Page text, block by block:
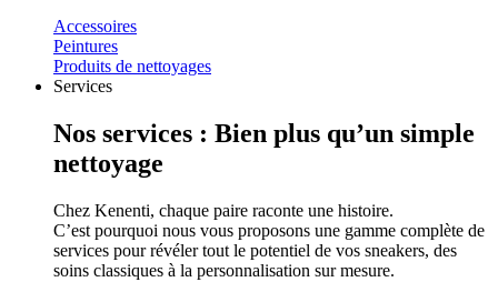
Accessoires
Peintures
Produits de nettoyages
Services
Nos services : Bien plus qu’un simple
nettoyage
Chez Kenenti, chaque paire raconte une histoire.
C’est pourquoi nous vous proposons une gamme complète de
services pour révéler tout le potentiel de vos sneakers, des
soins classiques à la personnalisation sur mesure.